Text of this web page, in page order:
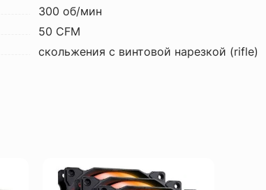
300 об/мин
50 CFM
скольжения с винтовой нарезкой (rifle)